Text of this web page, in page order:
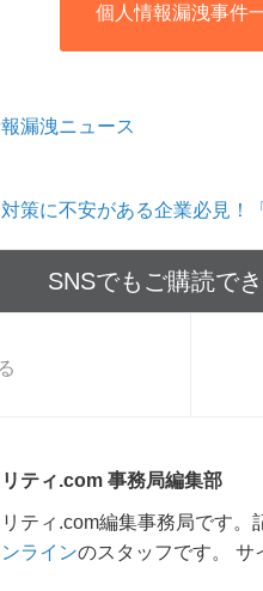
個人情報漏洩事件
漏洩ニュース
策に不安がある企業必見！
SNSでもご購読でき
ティ.com 事務局編集部
ティ.com編集事務局です。
ラインのスタッフです。 サ